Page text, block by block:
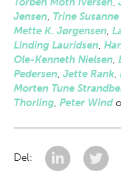
Jensen, Trine
Mette K. Jørgensen,
Linding Lauridsen,
Ole-Kenneth Nielsen,
Pedersen, Jette Rank,
Morten Tune
Thorling, Peter Wind
Del: